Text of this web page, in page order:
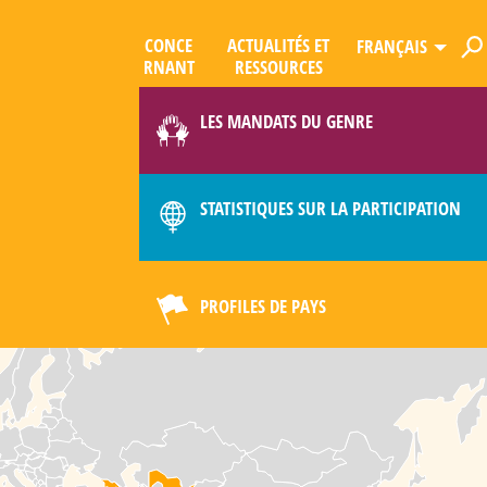
CONCE
R­NANT
ACTUALITÉS ET
RESSOURCES
FRANÇAIS
LES MANDATS DU GENRE
STATISTIQUES SUR LA PARTICIPATION
PROFILES DE PAYS